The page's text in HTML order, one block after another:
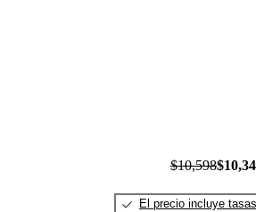
$10,598
El precio incluye tasas